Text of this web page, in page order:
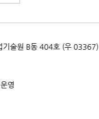
술원 B동 404호 (우 03367)
영